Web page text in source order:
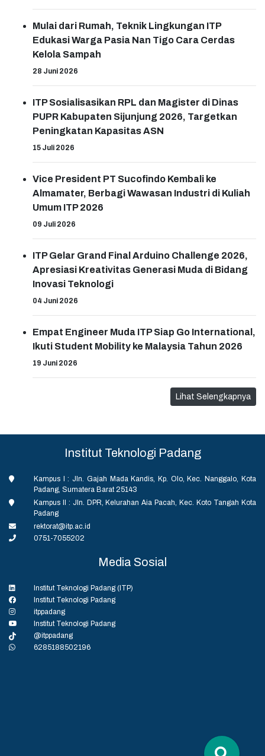
Mulai dari Rumah, Teknik Lingkungan ITP
Edukasi Warga Pasia Nan Tigo Cara Cerdas
Kelola Sampah
28 Juni 2026
ITP Sosialisasikan RPL dan Magister di Dinas
PUPR Kabupaten Sijunjung 2026, Targetkan
Peningkatan Kapasitas ASN
15 Juli 2026
Vice President PT Sucofindo Kembali ke
Almamater, Berbagi Wawasan Industri di Kuliah
Umum ITP 2026
09 Juli 2026
ITP Gelar Grand Final Arduino Challenge 2026,
Apresiasi Kreativitas Generasi Muda di Bidang
Inovasi Teknologi
04 Juni 2026
Empat Engineer Muda ITP Siap Go International,
Ikuti Student Mobility ke Malaysia Tahun 2026
19 Juni 2026
Lihat Selengkapnya
Institut Teknologi Padang
Kampus I : Jln. Gajah Mada Kandis, Kp. Olo, Kec. Nanggalo, Kota
Padang, Sumatera Barat 25143
Kampus II : Jln. DPR, Kelurahan Aia Pacah, Kec. Koto Tangah Kota
Padang
rektorat@itp.ac.id
0751-7055202
Media Sosial
Institut Teknologi Padang (ITP)
Institut Teknologi Padang
itppadang
Institut Teknologi Padang
@itppadang
6285188502196